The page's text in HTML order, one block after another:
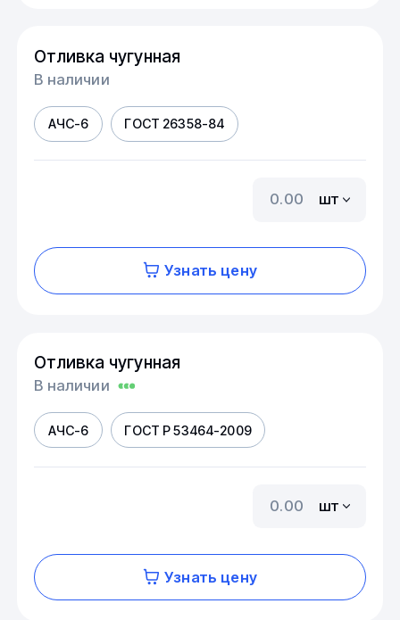
Отливка чугунная
В наличии
АЧС-6 ГОСТ 26358-84
шт
Узнать цену
Отливка чугунная
В наличии
АЧС-6 ГОСТ Р 53464-2009
шт
Узнать цену